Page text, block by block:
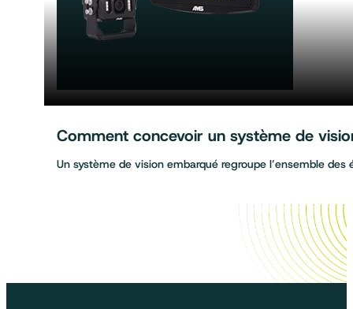
Comment concevoir un système de
Un système de vision embarqué regroupe l’ensemble